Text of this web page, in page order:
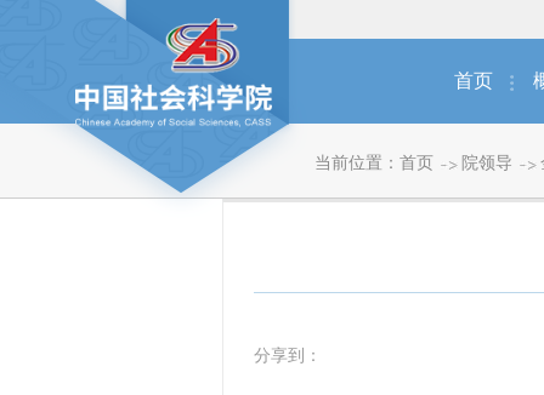
首页
当前位置： 首页 院领导
分享到：